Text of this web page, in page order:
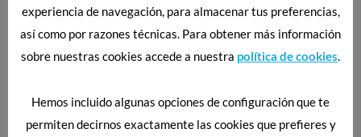
PORQUE NUNCA DEJAMOS DE
APRENDER Y DE FORMARNOS
experiencia de navegación, para almacenar tus preferencias,
así como por razones técnicas. Para obtener más información
sobre nuestras cookies accede a nuestra política de cookies.
Hemos incluido algunas opciones de configuración que te
permiten decirnos exactamente las cookies que prefieres y